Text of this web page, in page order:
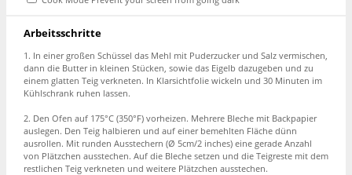
Arbeitsschritte
1. In einer großen Schüssel das Mehl mit Puderzucker und Salz vermischen,
dann die Butter in kleinen Stücken, sowie das Eigelb dazugeben und zu
einem glatten Teig verkneten. In Klarsichtfolie wickeln und 30 Minuten im
Kühlschrank ruhen lassen.
2. Den Ofen auf 175°C (350°F) vorheizen. Mehrere Bleche mit Backpapier
auslegen. Den Teig halbieren und auf einer bemehlten Fläche dünn
ausrollen. Mit runden Ausstechern (Ø 5cm/2 inches) eine gerade Anzahl
von Plätzchen ausstechen. Auf die Bleche setzen und die Teigreste mit dem
restlichen Teig verkneten und weitere Plätzchen ausstechen.